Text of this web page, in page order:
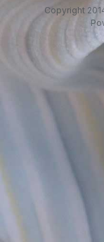
Copyright